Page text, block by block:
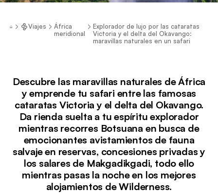
Viajes
África
meridional
Explorador de lujo por las cataratas
Victoria y el delta del Okavango:
maravillas naturales en un safari
Descubre las maravillas naturales de África
y emprende tu safari entre las famosas
cataratas Victoria y el delta del Okavango.
Da rienda suelta a tu espíritu explorador
mientras recorres Botsuana en busca de
emocionantes avistamientos de fauna
salvaje en reservas, concesiones privadas y
los salares de Makgadikgadi, todo ello
mientras pasas la noche en los mejores
alojamientos de Wilderness.